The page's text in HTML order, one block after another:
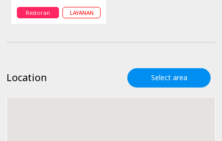
Restoran LAYANAN
Location Select area